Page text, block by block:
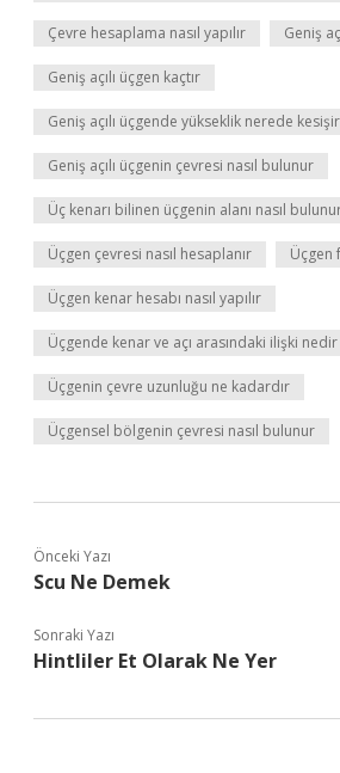
Çevre hesaplama nasıl yapılır Geniş
Geniş açılı üçgen kaçtır
Geniş açılı üçgende yükseklik nerede kesişir
Geniş açılı üçgenin çevresi nasıl bulunur
Üç kenarı bilinen üçgenin alanı nasıl
Üçgen çevresi nasıl hesaplanır Üçgen
Üçgen kenar hesabı nasıl yapılır
Üçgende kenar ve açı arasındaki ilişki nedir
Üçgenin çevre uzunluğu ne kadardır
Üçgensel bölgenin çevresi nasıl bulunur
Önceki Yazı
Scu Ne Demek
Sonraki Yazı
Hintliler Et Olarak Ne Yer